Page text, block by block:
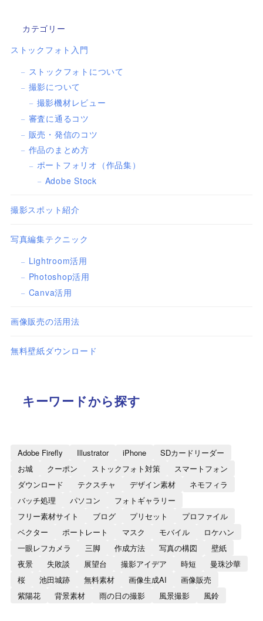
カテゴリー
ストックフォト入門
ストックフォトについて
撮影について
撮影機材レビュー
審査に通るコツ
販売・発信のコツ
作品のまとめ方
ポートフォリオ（作品集）
Adobe Stock
撮影スポット紹介
写真編集テクニック
Lightroom活用
Photoshop活用
Canva活用
画像販売の活用法
無料壁紙ダウンロード
キーワードから探す
Adobe Firefly Illustrator iPhone
SDカードリーダー
お城
クーポン ストックフォト対策
スマートフォン
ダウンロード
テクスチャ デザイン素材
ネモフィラ
バッチ処理
パソコン
フォトギャラリー
フリー素材サイト
ブログ プリセット
プロファイル
ベクター
ポートレート マスク モバイル
ロケハン
一眼レフカメラ
三脚 作成方法 写真の構図
壁紙
夜景
失敗談 展望台 撮影アイデア 時短
曼珠沙華
桜
池田城跡 無料素材 画像生成AI
画像販売
紫陽花
背景素材 雨の日の撮影 風景撮影 風鈴